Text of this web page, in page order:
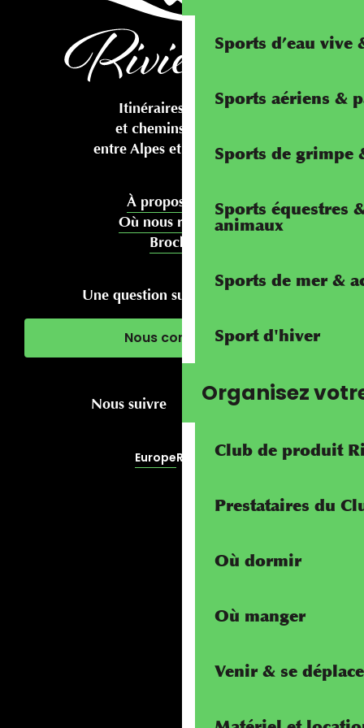
Sports d’eau vive
Sports aériens &
Sports de grimpe
Sports équestres
animaux
Sports de mer &
Sport d'hiver
Organisez
Club de produit
Prestataires du
Où dormir
Où manger
Venir & se
Itinéraires cyclables
et chemins pédestres
entre Alpes et Méditerranée
À propos de nous
Où nous rencontrer
Brochures
Une question sur votre séjour ?
Nous contacter
Nous suivre
EuropeRivierALP